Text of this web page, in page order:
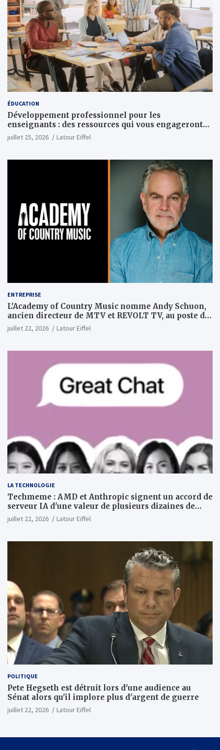
ÉDUCATION
Développement professionnel pour les
enseignants : des ressources qui vous engageront
vraiment
juillet 25, 2026 Latour Eiffel
ENTREPRISE
L'Academy of Country Music nomme Andy Schuon,
ancien directeur de MTV et REVOLT TV, au poste de
PDG
juillet 22, 2026 Latour Eiffel
LA TECHNOLOGIE
Techmeme : AMD et Anthropic signent un accord de
serveur IA d'une valeur de plusieurs dizaines de
milliards ; Anthropic achètera jusqu'à 2 GW de puces
MI450 à partir du premier semestre 2027 et AMD
(Wall Street Journal)
juillet 22, 2026 Latour Eiffel
POLITIQUE
Pete Hegseth est détruit lors d'une audience au
Sénat alors qu'il implore plus d'argent de guerre
juillet 22, 2026 Latour Eiffel